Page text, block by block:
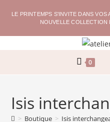
LE PRINTEMPS S'INVITE DANS
NOUVELLE COLLECTION
0
Isis
> Boutique > Isis